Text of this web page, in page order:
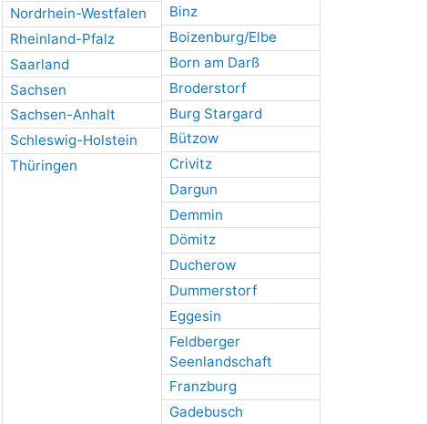
Nordrhein-Westfalen
Rheinland-Pfalz
Saarland
Sachsen
Sachsen-Anhalt
Schleswig-Holstein
Thüringen
Binz
Boizenburg/Elbe
Born am Darß
Broderstorf
Burg Stargard
Bützow
Crivitz
Dargun
Demmin
Dömitz
Ducherow
Dummerstorf
Eggesin
Feldberger
Seenlandschaft
Franzburg
Gadebusch